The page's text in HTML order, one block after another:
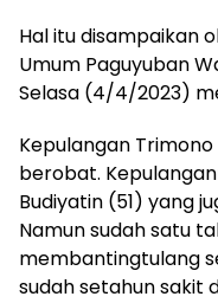
Hal itu disampaikan
Umum Paguyuban
Selasa (4/4/2023)
Kepulangan
berobat.
Budiyatin (51) yang
Namun sudah satu
membantingtulang
sudah setahun sakit